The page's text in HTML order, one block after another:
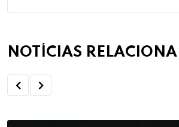
NOTÍCIAS